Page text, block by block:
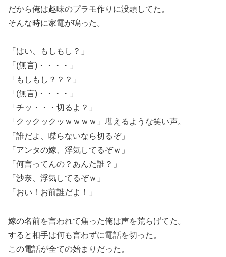
だから俺は趣味のプラモ作りに没頭してた。
そんな時に家電が鳴った。
「はい、もしもし？」
「(無言)・・・・」
「もしもし？？？」
「(無言)・・・・」
「チッ・・・切るよ？」
「クックックッｗｗｗｗ」堪えるような笑い声。
「誰だよ、喋らないなら切るぞ」
「アンタの嫁、浮気してるぞｗ」
「何言ってんの？あんた誰？」
「沙奈、浮気してるぞｗ」
「おい！お前誰だよ！」
嫁の名前を言われて焦った俺は声を荒らげてた。
すると相手は何も言わずに電話を切った。
この電話が全ての始まりだった。